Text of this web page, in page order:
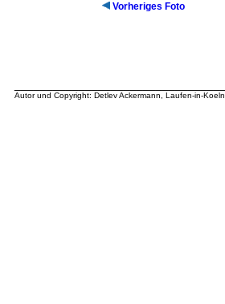
Vorheriges Foto
Autor und Copyright: Detlev Ackermann, Laufen-in-Koeln